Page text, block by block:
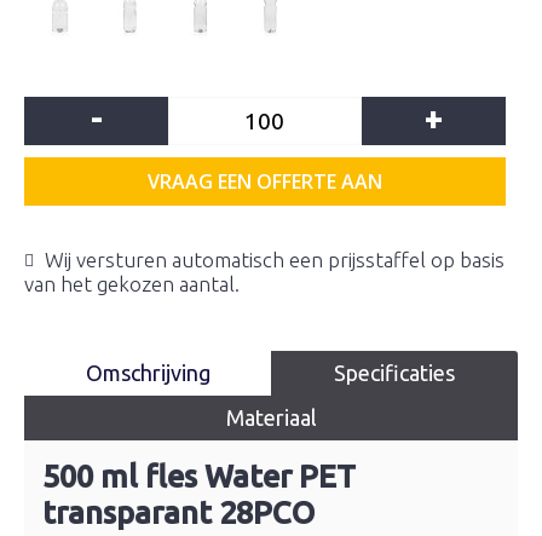
- +
VRAAG EEN OFFERTE AAN
Wij versturen automatisch een prijsstaffel op basis
van het gekozen aantal.
Omschrijving
Specificaties
Materiaal
500 ml fles Water PET
transparant 28PCO